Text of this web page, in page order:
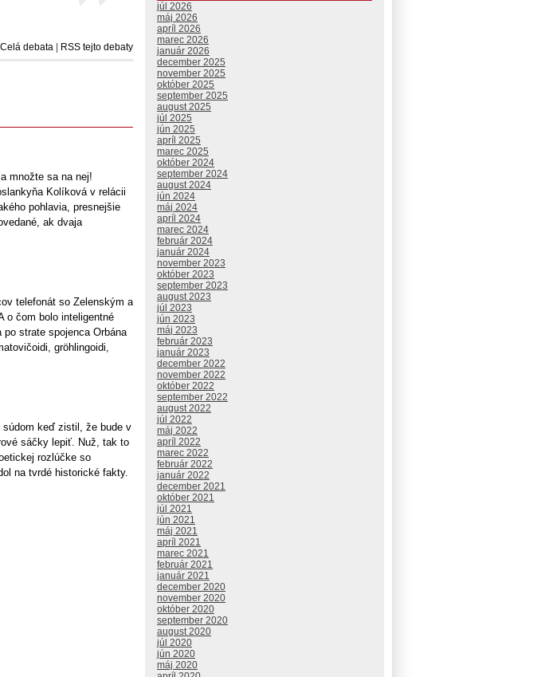
Celá debata RSS tejto debaty
množte sa na nej!
Kolíková v relácii
pohlavia, presnejšie
ak dvaja
telefonát so Zelenským a
o čom bolo inteligentné
strate spojenca Orbána
gröhlingoidi,
súdom keď zistil, že bude v
sáčky lepiť. Nuž, tak to
rozlúčke so
na tvrdé historické fakty.
júl 2026
máj 2026
apríl 2026
marec 2026
január 2026
december 2025
november 2025
október 2025
september 2025
august 2025
júl 2025
jún 2025
apríl 2025
marec 2025
október 2024
september 2024
august 2024
jún 2024
máj 2024
apríl 2024
marec 2024
február 2024
január 2024
november 2023
október 2023
september 2023
august 2023
júl 2023
jún 2023
máj 2023
február 2023
január 2023
december 2022
november 2022
október 2022
september 2022
august 2022
júl 2022
máj 2022
apríl 2022
marec 2022
február 2022
január 2022
december 2021
október 2021
júl 2021
jún 2021
máj 2021
apríl 2021
marec 2021
február 2021
január 2021
december 2020
november 2020
október 2020
september 2020
august 2020
júl 2020
jún 2020
máj 2020